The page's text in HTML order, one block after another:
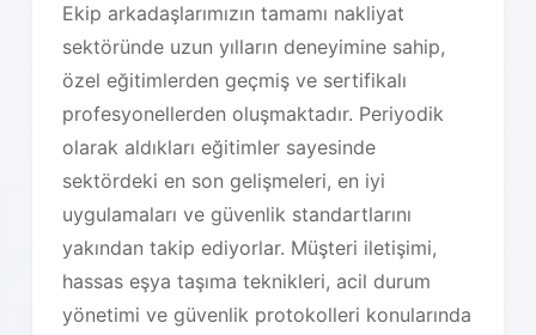
Ekip arkadaşlarımızın tamamı nakliyat
sektöründe uzun yılların deneyimine sahip,
özel eğitimlerden geçmiş ve sertifikalı
profesyonellerden oluşmaktadır. Periyodik
olarak aldıkları eğitimler sayesinde
sektördeki en son gelişmeleri, en iyi
uygulamaları ve güvenlik standartlarını
yakından takip ediyorlar. Müşteri iletişimi,
hassas eşya taşıma teknikleri, acil durum
yönetimi ve güvenlik protokolleri konularında